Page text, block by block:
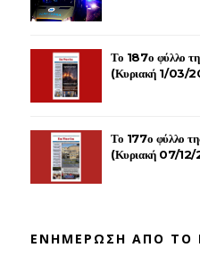
Το 187ο φύλλο
(Κυριακή 1/03/
Το 177ο φύλλο
(Κυριακή 07/
ΕΝΗΜΕΡΩΣΗ ΑΠΟ ΤΟ